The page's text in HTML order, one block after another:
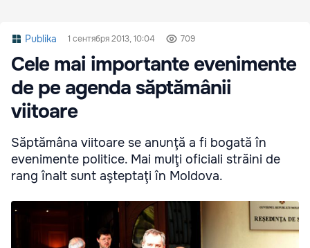
Publika 1 сентября 2013, 10:04 709
Cele mai importante evenimente
de pe agenda săptămânii
viitoare
Săptămâna viitoare se anunţă a fi bogată în
evenimente politice. Mai mulţi oficiali străini de
rang înalt sunt aşteptaţi în Moldova.